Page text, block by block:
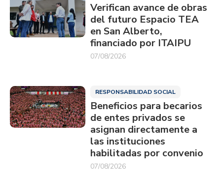
Verifican avance de obras
del futuro Espacio TEA
en San Alberto,
financiado por ITAIPU
07/08/2026
RESPONSABILIDAD SOCIAL
Beneficios para becarios
de entes privados se
asignan directamente a
las instituciones
habilitadas por convenio
07/08/2026